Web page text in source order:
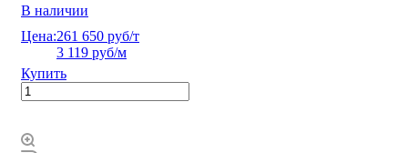
В наличии
Цена:261 650 руб/т
3 119 руб/м
Купить